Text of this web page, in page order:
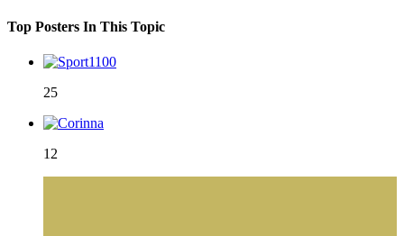
Top Posters In This Topic
25
12